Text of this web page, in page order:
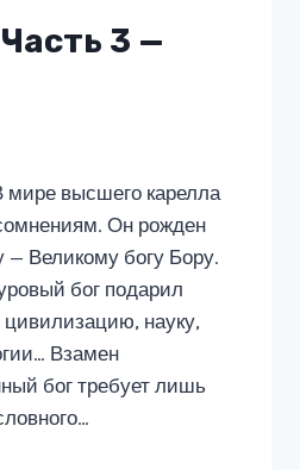
3 —
мире высшего карелла
Он рожден
Великому богу Бору.
бог подарил
науку,
Взамен
бог требует лишь